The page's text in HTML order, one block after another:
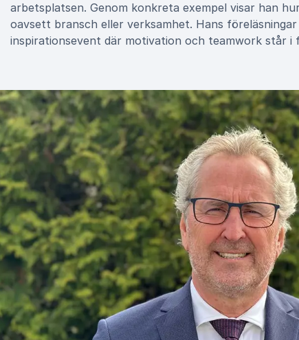
arbetsplatsen. Genom konkreta exempel visar han
oavsett bransch eller verksamhet. Hans
inspirationsevent där motivation och teamwork står i